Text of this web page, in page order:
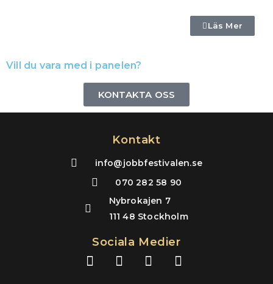
Läs Mer
Vill du vara med i panelen?
KONTAKTA OSS
Kontakt
info@jobbfestivalen.se
070 282 58 90
Nybrokajen 7
111 48 Stockholm
Sociala Medier
L
F
I
Y